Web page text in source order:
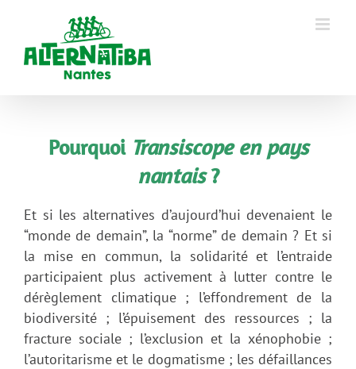
Pourquoi Transiscope en pays
nantais?
Et si les alternatives d’aujourd’hui devenaient le
“monde de demain”, la “norme” de demain ? Et si
la mise en commun, la solidarité et l’entraide
participaient plus activement à lutter contre le
dérèglement climatique ; l’effondrement de la
biodiversité ; l’épuisement des ressources ; la
fracture sociale ; l’exclusion et la xénophobie ;
l’autoritarisme et le dogmatisme ; les défaillances